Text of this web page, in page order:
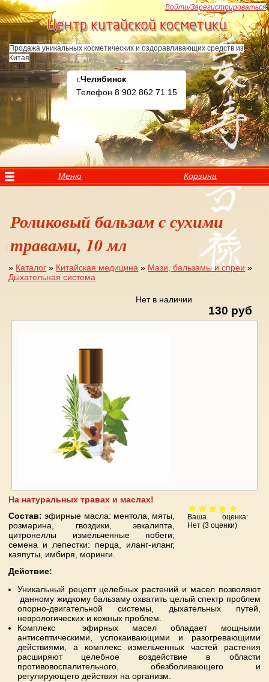
Перейти к основному содержанию
Продажа уникальных косметических и оздоравливающих средств из
Китая
г.Челябинск
Телефон 8 902 862 71 15
Меню Корзина
Роликовый бальзам с сухими
травами, 10 мл
Вы здесь
» Каталог » Китайская медицина » Мази, бальзамы и спреи »
Дыхательная система
Нет в наличии
130 руб
Ваша оценка:
Нет (3оценки)
На натуральных травах и маслах!
Состав: эфирные масла: ментола, мяты,
розмарина, гвоздики, эвкалипта,
цитронеллы измельченные побеги;
семена и лепестки: перца, иланг-иланг,
каяпуты, имбиря, моринги.
Действие:
Уникальный рецепт целебных растений и масел позволяют
данному жидкому бальзаму охватить целый спектр проблем
опорно-двигательной системы, дыхательных путей,
неврологических и кожных проблем.
Комплекс эфирных масел обладает мощными
антисептическими, успокаивающими и разогревающими
действиями, а комплекс измельченных частей растения
расширяют целебное воздействие в области
противовоспалительного, обезболивающего и
регулирующего действия на организм.
Войти/Зарегистрироваться